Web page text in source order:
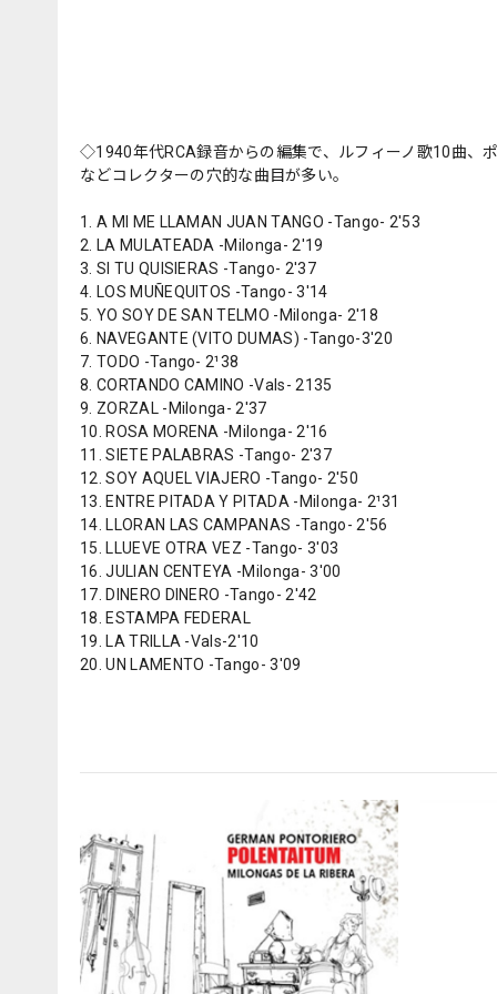
◇1940年代RCA録音からの編集で、ルフィーノ歌10曲、
などコレクターの穴的な曲目が多い。
1. A MI ME LLAMAN JUAN TANGO -Tango- 2'53
2. LA MULATEADA -Milonga- 2'19
3. SI TU QUISIERAS -Tango- 2'37
4. LOS MUÑEQUITOS -Tango- 3'14
5. YO SOY DE SAN TELMO -Milonga- 2'18
6. NAVEGANTE (VITO DUMAS) -Tango-3'20
7. TODO -Tango- 2¹38
8. CORTANDO CAMINO -Vals- 2135
9. ZORZAL -Milonga- 2'37
10. ROSA MORENA -Milonga- 2'16
11. SIETE PALABRAS -Tango- 2'37
12. SOY AQUEL VIAJERO -Tango- 2'50
13. ENTRE PITADA Y PITADA -Milonga- 2¹31
14. LLORAN LAS CAMPANAS -Tango- 2'56
15. LLUEVE OTRA VEZ -Tango- 3'03
16. JULIAN CENTEYA -Milonga- 3'00
17. DINERO DINERO -Tango- 2'42
18. ESTAMPA FEDERAL
19. LA TRILLA -Vals-2'10
20. UN LAMENTO -Tango- 3'09